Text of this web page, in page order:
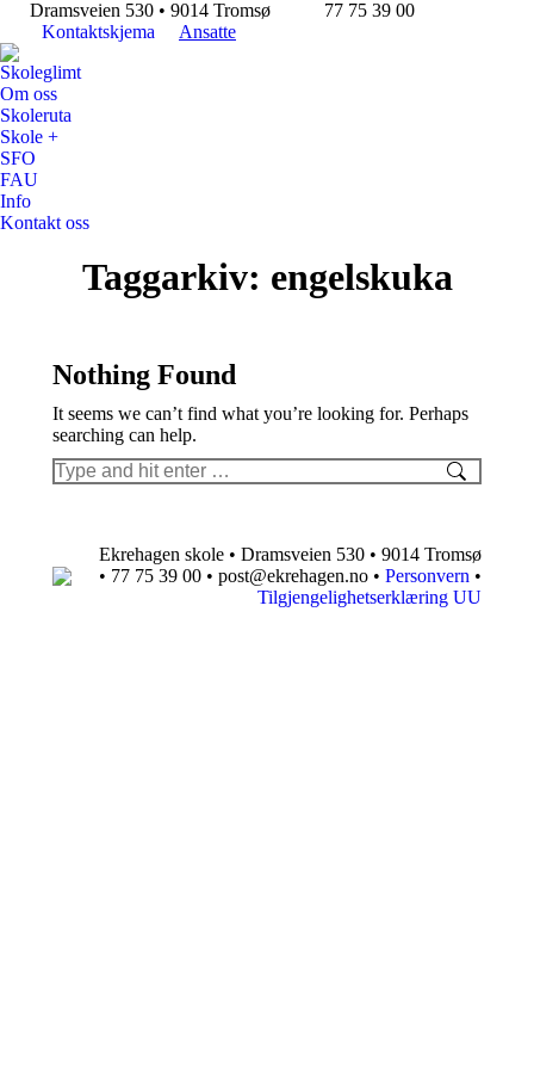
Dramsveien 530 • 9014 Tromsø
77 75 39 00
Kontaktskjema
Ansatte
Skoleglimt
Om oss
Skoleruta
Skole +
SFO
FAU
Info
Kontakt oss
Taggarkiv: engelskuka
Nothing Found
It seems we can’t find what you’re looking for. Perhaps
searching can help.
Search:
Ekrehagen skole • Dramsveien 530 • 9014 Tromsø
• 77 75 39 00 • post@ekrehagen.no • Personvern •
Tilgjengelighetserklæring UU